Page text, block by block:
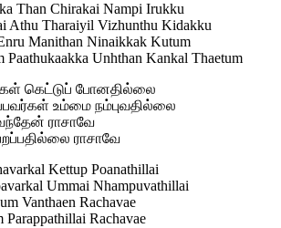
Than Chirakai Nampi Irukku
Athu Tharaiyil Vizhunthu Kidakku
Manithan Ninaikkak Kutum
Paathukaakka Unhthan Kankal Thaetum
கெட்டுப் போனதில்லை
உம்மை நம்புவதில்லை
ராசாவே
ராசாவே
Kettup Poanathillai
Ummai Nhampuvathillai
Vanthaen Rachavae
Rachavae